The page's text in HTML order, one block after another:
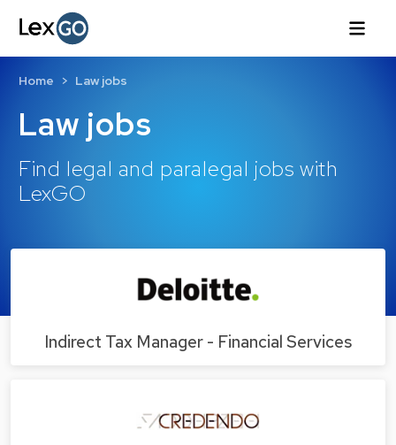
Law jobs
Find legal and paralegal jobs with
LexGO
Home Law jobs
Indirect Tax Manager - Financial Services